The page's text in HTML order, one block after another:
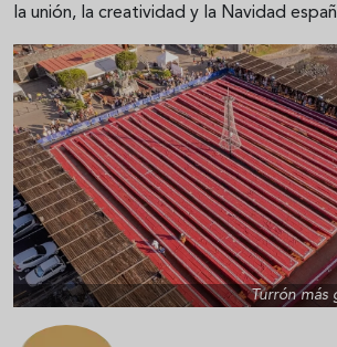
la unión, la creatividad y la Navidad
Turrón más